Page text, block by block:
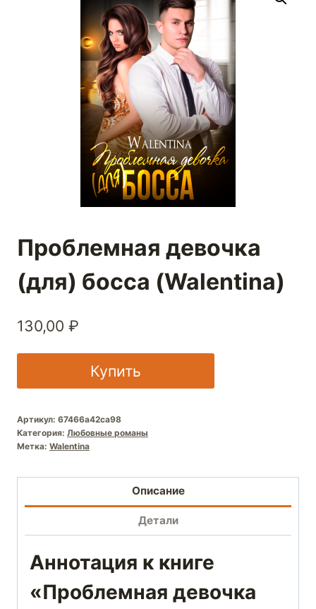
Проблемная девочка
(для) босса (Walentina)
130,00 ₽
Купить
Артикул: 67466a42ca98
Категория: Любовные романы
Метка: Walentina
Описание
Детали
Аннотация к книге
«Проблемная девочка